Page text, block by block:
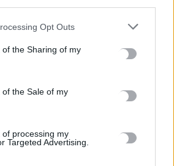
Opt Outs
the Sharing of my
the Sale of my
processing my
Targeted Advertising.
μέσα σε καταψύκτη
τον Προστάτη και Πολιούχο του
μέτρα στην Κρήτη για την